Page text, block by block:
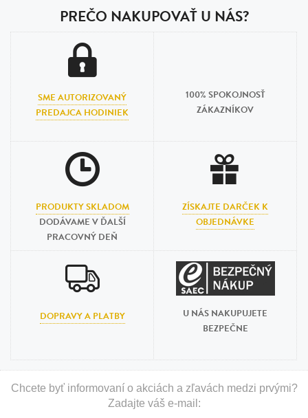
PREČO NAKUPOVAŤ U NÁS?
SME AUTORIZOVANÝ
PREDAJCA HODINIEK
100% SPOKOJNOSŤ
ZÁKAZNÍKOV
PRODUKTY SKLADOM
DODÁVAME V ĎALŠÍ
PRACOVNÝ DEŇ
ZÍSKAJTE DARČEK K
OBJEDNÁVKE
DOPRAVY A PLATBY
U NÁS NAKUPUJETE
BEZPEČNE
Chcete byť informovaní o akciách a zľavách medzi prvými?
Zadajte váš e-mail: